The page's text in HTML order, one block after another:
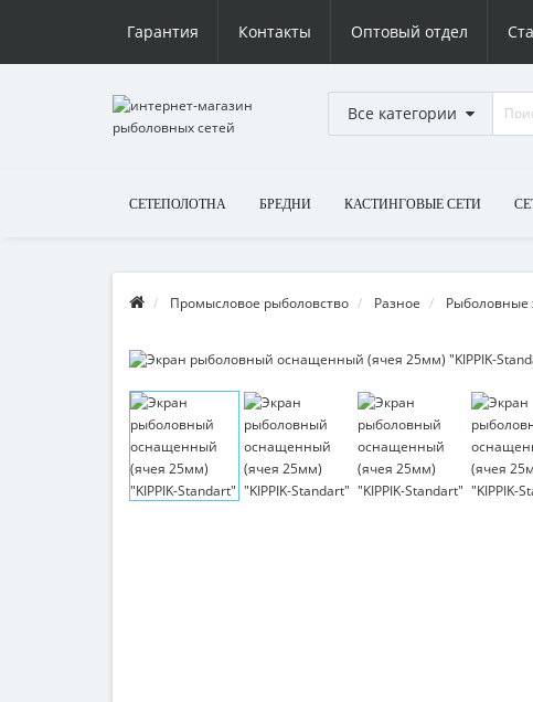
Гарантия Контакты Оптовый отдел
Все категории
СЕТЕПОЛОТНА БРЕДНИ КАСТИНГОВЫЕ СЕТИ
Промысловое рыболовство Разное Рыболовные